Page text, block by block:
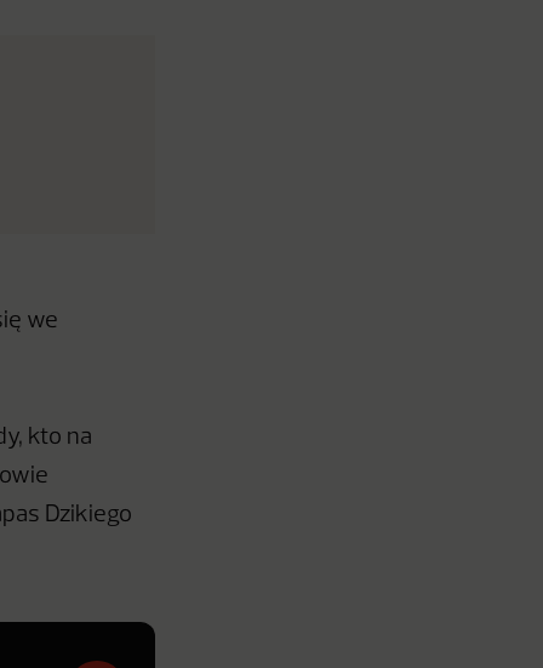
we
kto na
Dzikiego